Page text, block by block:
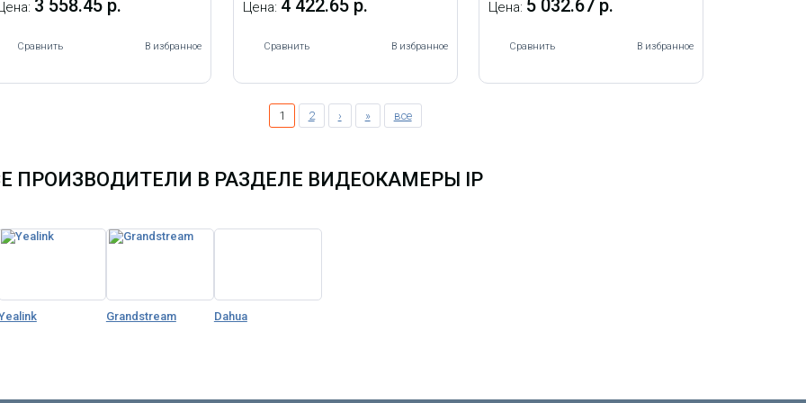
3 558.45 р.
Сравнить В избранное
Цена: 4 422.65 р.
Сравнить В избранное
Цена: 5 032.67 р.
Сравнить В избранное
1 2 › » все
ПРОИЗВОДИТЕЛИ В РАЗДЕЛЕ ВИДЕОКАМЕРЫ IP
Grandstream Dahua